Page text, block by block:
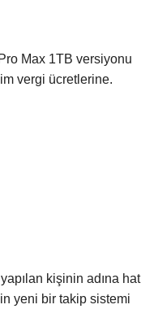
Max 1TB versiyonu
vergi ücretlerine.
kişinin adına hat
yeni bir takip sistemi